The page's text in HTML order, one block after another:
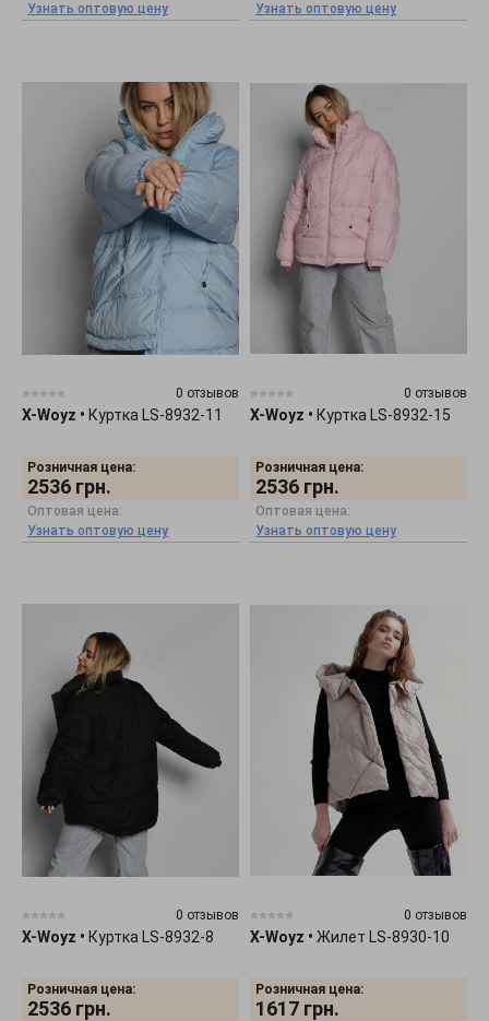
Узнать оптовую цену
Узнать оптовую цену
0 отзывов
X-Woyz • Куртка LS-8932-11
Розничная цена:
2536 грн.
Оптовая цена:
Узнать оптовую цену
0 отзывов
X-Woyz • Куртка LS-8932-15
Розничная цена:
2536 грн.
Оптовая цена:
Узнать оптовую цену
0 отзывов
X-Woyz • Куртка LS-8932-8
Розничная цена:
2536 грн.
0 отзывов
X-Woyz • Жилет LS-8930-10
Розничная цена:
1617 грн.